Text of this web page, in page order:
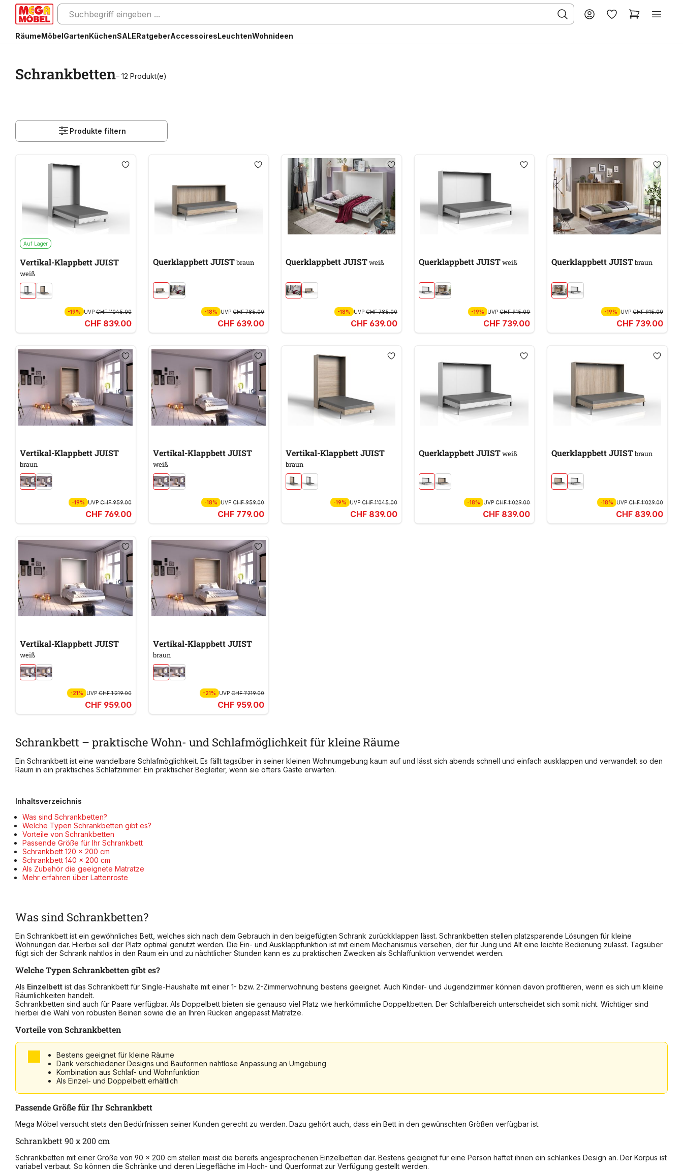
RäumeMöbelGartenKüchenSALERatgeberAccessoiresLeuchtenWohnideen
Schrankbetten– 12 Produkt(e)
Produkte filtern
Auf Lager
Vertikal-Klappbett JUIST
weiß
-19% UVPCHF 1’045.00
CHF 839.00
Querklappbett JUISTbraun
-18% UVPCHF 785.00
CHF 639.00
Querklappbett JUISTweiß
-18% UVPCHF 785.00
CHF 639.00
Querklappbett JUISTweiß
-19% UVPCHF 915.00
CHF 739.00
Querklappbett JUISTbraun
-19% UVP CHF 915.00
CHF 739.00
Vertikal-Klappbett JUIST
braun
-19% UVPCHF 959.00
CHF 769.00
Vertikal-Klappbett JUIST
weiß
-18% UVPCHF 959.00
CHF 779.00
Vertikal-Klappbett JUIST
braun
-19% UVPCHF 1’045.00
CHF 839.00
Querklappbett JUISTweiß
-18% UVPCHF 1’029.00
CHF 839.00
Querklappbett JUISTbraun
-18% UVP CHF 1’029.00
CHF 839.00
Vertikal-Klappbett JUIST
weiß
-21% UVPCHF 1’219.00
CHF 959.00
Vertikal-Klappbett JUIST
braun
-21% UVPCHF 1’219.00
CHF 959.00
Schrankbett – praktische Wohn- und Schlafmöglichkeit für kleine Räume
Ein Schrankbett ist eine wandelbare Schlafmöglichkeit. Es fällt tagsüber in seiner kleinen Wohnumgebung kaum auf und lässt sich abends schnell und einfach ausklappen und verwandelt so den
Raum in ein praktisches Schlafzimmer. Ein praktischer Begleiter, wenn sie öfters Gäste erwarten.
Inhaltsverzeichnis
Was sind Schrankbetten?
Welche Typen Schrankbetten gibt es?
Vorteile von Schrankbetten
Passende Größe für Ihr Schrankbett
Schrankbett 120 x 200 cm
Schrankbett 140 x 200 cm
Als Zubehör die geeignete Matratze
Mehr erfahren über Lattenroste
Was sind Schrankbetten?
Ein Schrankbett ist ein gewöhnliches Bett, welches sich nach dem Gebrauch in den beigefügten Schrank zurückklappen lässt. Schrankbetten stellen platzsparende Lösungen für kleine
Wohnungen dar. Hierbei soll der Platz optimal genutzt werden. Die Ein- und Ausklappfunktion ist mit einem Mechanismus versehen, der für Jung und Alt eine leichte Bedienung zulässt. Tagsüber
fügt sich der Schrank nahtlos in den Raum ein und zu nächtlicher Stunden kann es zu praktischen Zwecken als Schlaffunktion verwendet werden.
Welche Typen Schrankbetten gibt es?
Als Einzelbett ist das Schrankbett für Single-Haushalte mit einer 1- bzw. 2-Zimmerwohnung bestens geeignet. Auch Kinder- und Jugendzimmer können davon profitieren, wenn es sich um kleine
Räumlichkeiten handelt.
Schrankbetten sind auch für Paare verfügbar. Als Doppelbett bieten sie genauso viel Platz wie herkömmliche Doppeltbetten. Der Schlafbereich unterscheidet sich somit nicht. Wichtiger sind
hierbei die Wahl von robusten Beinen sowie die an Ihren Rücken angepasst Matratze.
Vorteile von Schrankbetten
Bestens geeignet für kleine Räume
Dank verschiedener Designs und Bauformen nahtlose Anpassung an Umgebung
Kombination aus Schlaf- und Wohnfunktion
Als Einzel- und Doppelbett erhältlich
Passende Größe für Ihr Schrankbett
Mega Möbel versucht stets den Bedürfnissen seiner Kunden gerecht zu werden. Dazu gehört auch, dass ein Bett in den gewünschten Größen verfügbar ist.
Schrankbett 90 x 200 cm
Schrankbetten mit einer Größe von 90 x 200 cm stellen meist die bereits angesprochenen Einzelbetten dar. Bestens geeignet für eine Person haftet ihnen ein schlankes Design an. Der Korpus ist
variabel verbaut. So können die Schränke und deren Liegefläche im Hoch- und Querformat zur Verfügung gestellt werden.